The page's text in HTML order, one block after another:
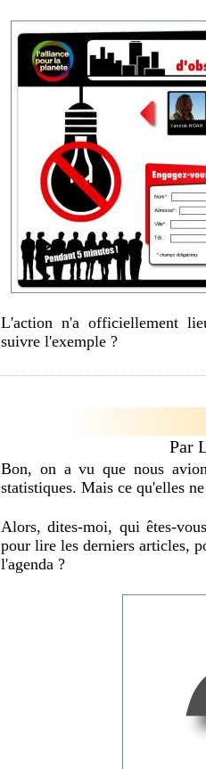
L'action n'a officiellement
suivre l'exemple ?
Par
Bon, on a vu que nous
statistiques. Mais ce qu'elles
Alors, dites-moi, qui êtes-
pour lire les derniers articles,
l'agenda ?